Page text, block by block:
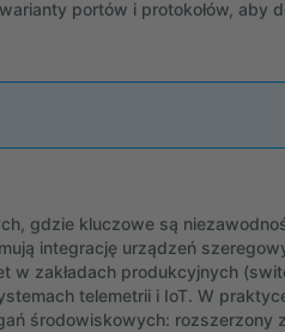
portów i protokołów, aby
gdzie kluczowe są
integrację urządzeń
w zakładach produkcyjnych
telemetrii i IoT. W
środowiskowych: rozszerzony